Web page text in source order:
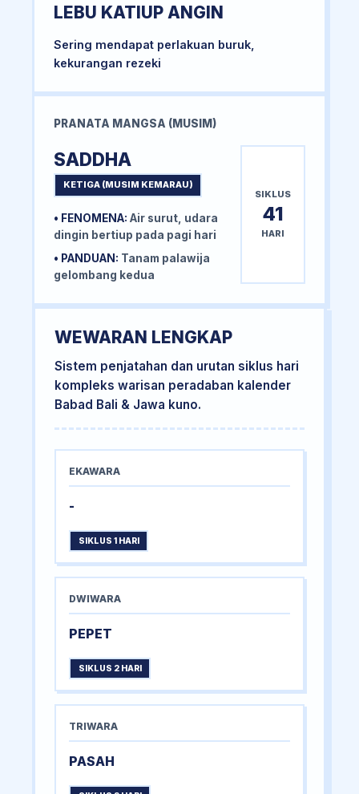
LEBU KATIUP ANGIN
Sering mendapat perlakuan buruk,
kekurangan rezeki
PRANATA MANGSA (MUSIM)
SADDHA
KETIGA (MUSIM KEMARAU)
• FENOMENA: Air surut, udara
dingin bertiup pada pagi hari
• PANDUAN: Tanam palawija
gelombang kedua
SIKLUS
41
HARI
WEWARAN LENGKAP
Sistem penjatahan dan urutan siklus hari
kompleks warisan peradaban kalender
Babad Bali & Jawa kuno.
EKAWARA
-
SIKLUS 1 HARI
DWIWARA
PEPET
SIKLUS 2 HARI
TRIWARA
PASAH